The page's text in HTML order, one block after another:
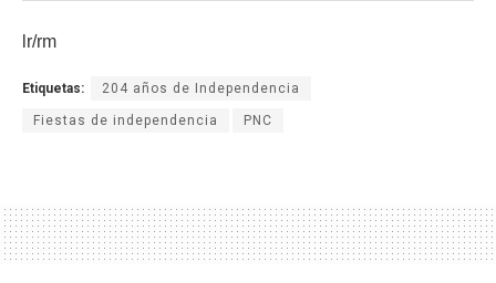
lr/rm
Etiquetas: 204 años de Independencia
Fiestas de independencia PNC